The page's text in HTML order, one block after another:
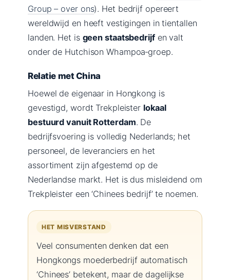
Group – over ons). Het bedrijf opereert
wereldwijd en heeft vestigingen in tientallen
landen. Het is geen staatsbedrijfen valt
onder de Hutchison Whampoa‑groep.
Relatie met China
Hoewel de eigenaar in Hongkong is
gevestigd, wordt Trekpleister lokaal
bestuurd vanuit Rotterdam. De
bedrijfsvoering is volledig Nederlands; het
personeel, de leveranciers en het
assortiment zijn afgestemd op de
Nederlandse markt. Het is dus misleidend om
Trekpleister een ‘Chinees bedrijf’ te noemen.
HET MISVERSTAND
Veel consumenten denken dat een
Hongkongs moederbedrijf automatisch
‘Chinees’ betekent, maar de dagelijkse